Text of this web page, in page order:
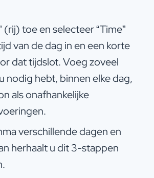
(rij) toe en selecteer “Time”
van de dag in en een korte
dat tijdslot. Voeg zoveel
nodig hebt, binnen elke dag,
als onafhankelijke
verschillende dagen en
herhaalt u dit 3-stappen